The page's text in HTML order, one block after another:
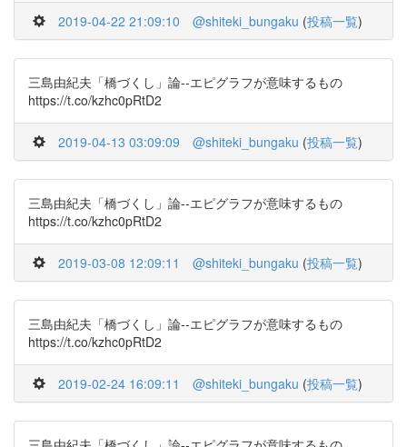
2019-04-22 21:09:10 @shiteki_bungaku (投稿一覧)
三島由紀夫「橋づくし」論--エピグラフが意味するもの
https://t.co/kzhc0pRtD2
2019-04-13 03:09:09 @shiteki_bungaku (投稿一覧)
三島由紀夫「橋づくし」論--エピグラフが意味するもの
https://t.co/kzhc0pRtD2
2019-03-08 12:09:11 @shiteki_bungaku (投稿一覧)
三島由紀夫「橋づくし」論--エピグラフが意味するもの
https://t.co/kzhc0pRtD2
2019-02-24 16:09:11 @shiteki_bungaku (投稿一覧)